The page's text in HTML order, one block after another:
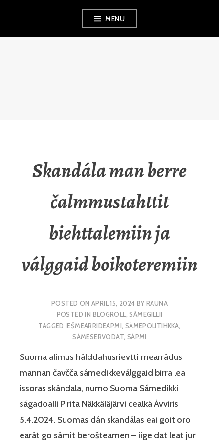
MENU
Skandála man berre
čalmmustahttit
biehttalemiin ja
válggaid boikoteremiin
POSTED ON APRIL 15, 2024 BY RAUNA
POSTED IN BLOGROLL,SÁMEGILLII
TAGGEDIEŠMEARRIDEAPMI, SÁMEPOLITIHKKA,
SÁMESERVODAT, SÁPMI
Suoma alimus hálddahusrievtti mearrádus
mannan čavčča sámedikkeválggaid birra lea
issoras skándala, numo Suoma Sámedikki
ságadoalli Pirita Näkkäläjärvi cealká Ávviris
5.4.2024. Suomas dán skandálas eai goit oro
earát go sámit berošteamen – iige dat leat jur